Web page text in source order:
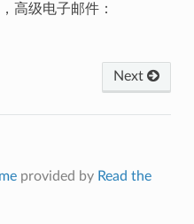
高级电子邮件：
Next
provided by Read the